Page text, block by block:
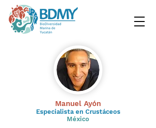
Manuel Ayón
Especialista en Crustáceos
México